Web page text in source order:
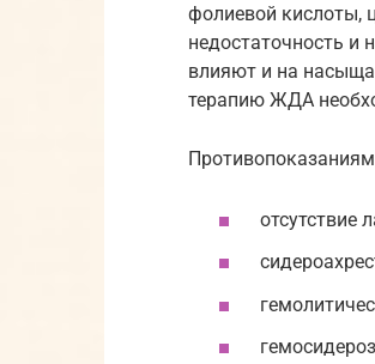
фолиевой кислоты,
недостаточность и
влияют и на
терапию ЖДА
отсутствие